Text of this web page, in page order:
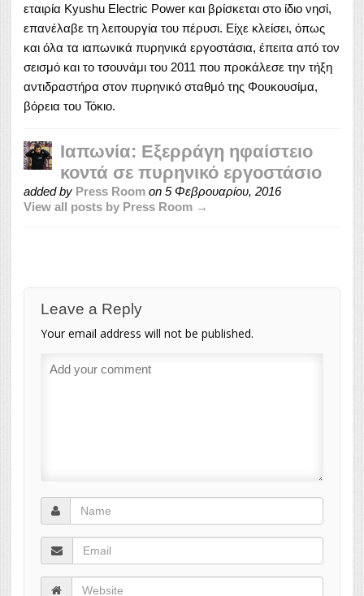
εταιρία Kyushu Electric Power και βρίσκεται στο ίδιο νησί,
επανέλαβε τη λειτουργία του πέρυσι. Είχε κλείσει, όπως
και όλα τα ιαπωνικά πυρηνικά εργοστάσια, έπειτα από τον
σεισμό και το τσουνάμι του 2011 που προκάλεσε την τήξη
αντιδραστήρα στον πυρηνικό σταθμό της Φουκουσίμα,
βόρεια του Τόκιο.
Ιαπωνία: Εξερράγη ηφαίστειο
κοντά σε πυρηνικό εργοστάσιο
added by Press Room on 5 Φεβρουαρίου, 2016
View all posts by Press Room →
Leave a Reply
Your email address will not be published.